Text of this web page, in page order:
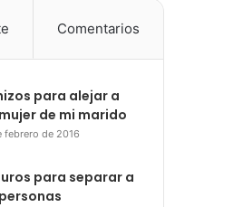
Comentarios
para alejar a
de mi marido
febrero de 2016
para separar a